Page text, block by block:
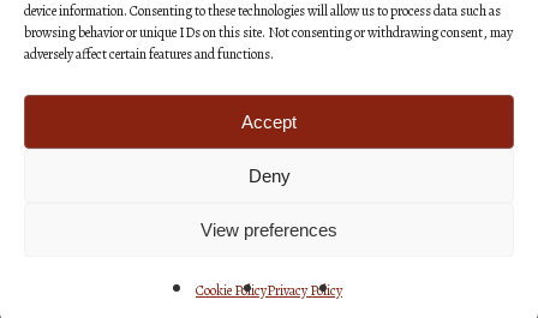
device information. Consenting to these technologies will allow us to process data such as
browsing behavior or unique IDs on this site. Not consenting or withdrawing consent, may
adversely affect certain features and functions.
Accept
Deny
View preferences
Cookie PolicyPrivacy Policy
Κατασκευή Ιστοσελίδων Site as you GO: Falcon από
Hellenic Technologies